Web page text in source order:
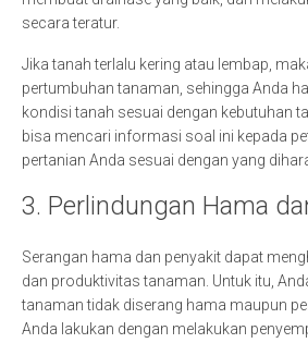
secara teratur.
Jika tanah terlalu kering atau lembap,
pertumbuhan tanaman, sehingga Anda
kondisi tanah sesuai dengan kebutuhan
bisa mencari informasi soal ini kepada
pertanian Anda sesuai dengan yang
3. Perlindungan Hama
Serangan hama dan penyakit dapat
dan produktivitas tanaman. Untuk itu,
tanaman tidak diserang hama maupun
Anda lakukan dengan melakukan